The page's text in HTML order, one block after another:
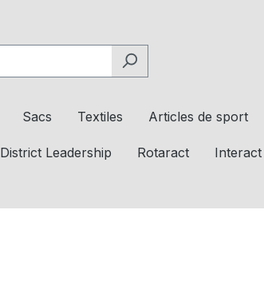
Sacs Textiles Articles de sport
District Leadership Rotaract Interact